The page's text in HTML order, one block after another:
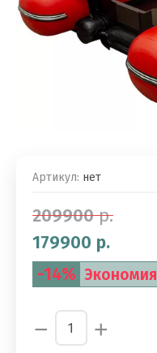
Артикул: нет
209900р.
179900 р.
-14% Экономия
− +